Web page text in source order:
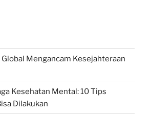
Mengancam Kesejahteraan
Kesehatan Mental: 10 Tips
Dilakukan